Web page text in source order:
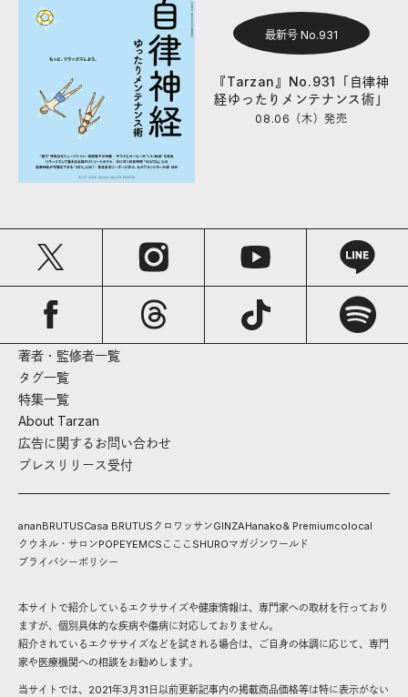
最新号 No.931
『Tarzan』No.931「自律神
経ゆったりメンテナンス術」
08.06（木）発売
著者・監修者一覧
タグ一覧
特集一覧
About Tarzan
広告に関するお問い合わせ
プレスリリース受付
ananBRUTUSCasa BRUTUS クロワッサンGINZAHanako& Premiumcolocal
クウネル・サロンPOPEYEMCS こここ SHUROマガジンワールド
プライバシーポリシー
本サイトで紹介しているエクササイズや健康情報は、専門家への取材を行っており
ますが、個別具体的な疾病や傷病に対応しておりません。
紹介されているエクササイズなどを試される場合は、ご自身の体調に応じて、専門
家や医療機関への相談をお勧めします。
当サイトでは、2021年3月31日以前更新記事内の掲載商品価格等は特に表示がない